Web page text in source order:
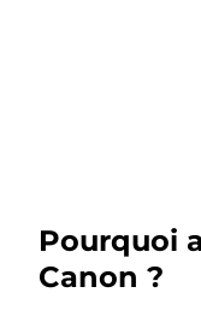
Pourquoi
Canon ?